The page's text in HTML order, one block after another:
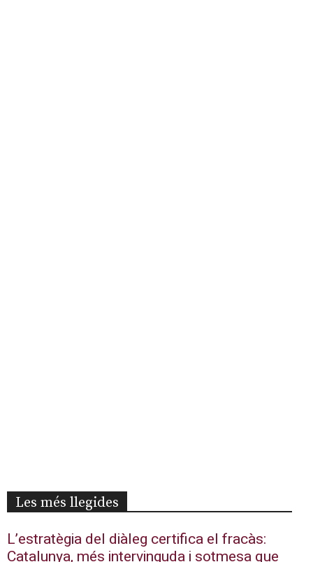
Les més llegides
L’estratègia del diàleg certifica el fracàs:
Catalunya, més intervinguda i sotmesa que